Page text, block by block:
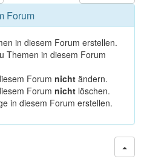
Forum
in diesem Forum erstellen.
Themen in diesem Forum
Forum nicht ändern.
Forum nicht löschen.
in diesem Forum erstellen.